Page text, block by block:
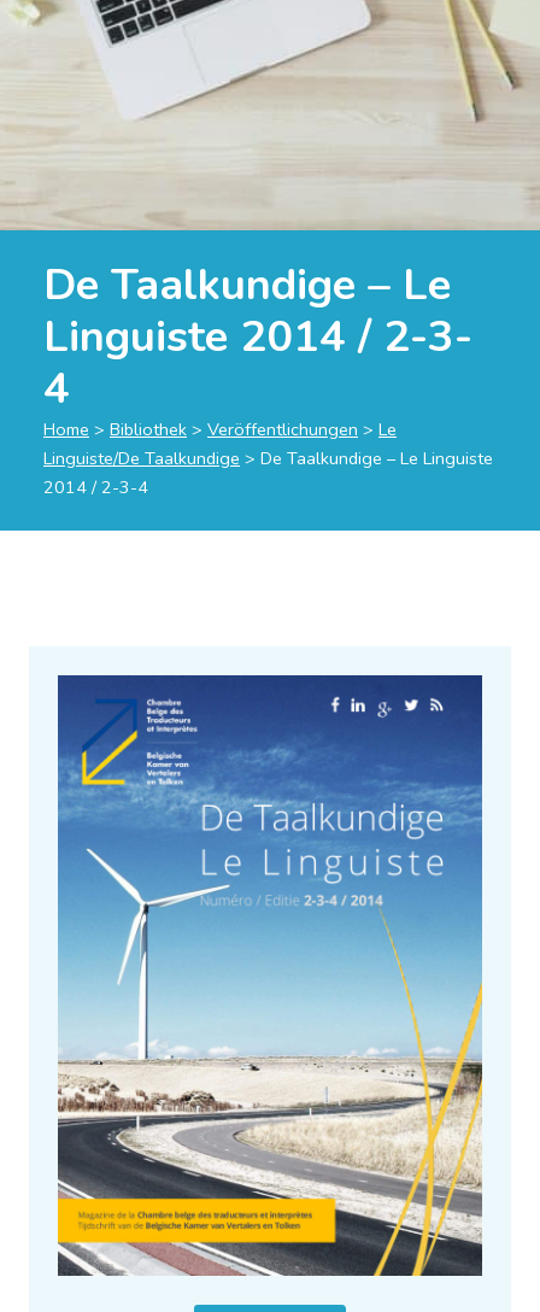
De Taalkundige – Le
Linguiste 2014 / 2-3-
4
Home > Bibliothek > Veröffentlichungen > Le
Linguiste/De Taalkundige > De Taalkundige – Le Linguiste
2014 / 2-3-4